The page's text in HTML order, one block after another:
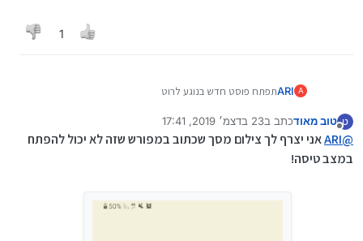
1
A
ARIתפתח פוסט חדש בנוגע לרוט
ט
מנותק
טוב מאודכתב ב23 בדצמ׳ 2019, 17:41
נערך לאחרונה על ידי טוב מאוד
@
ARIאני יצרף לך צילום מסך שכתוב במפורש שזה לא יכול להפתח
במצב טיסה!